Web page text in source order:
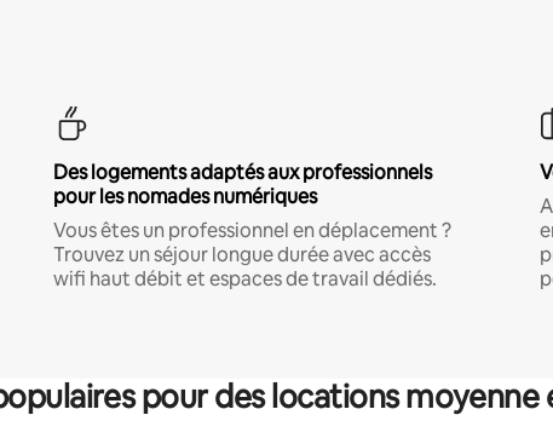
Des logements adaptés aux professionnels
pour les nomades numériques
Vous êtes un professionnel en déplacement ?
Trouvez un séjour longue durée avec accès
wifi haut débit et espaces de travail dédiés.
pour des locations